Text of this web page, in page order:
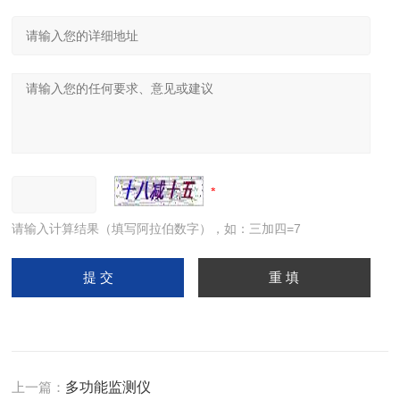
请输入计算结果（填写阿拉伯数字），如：三加四=7
上一篇： 多功能监测仪